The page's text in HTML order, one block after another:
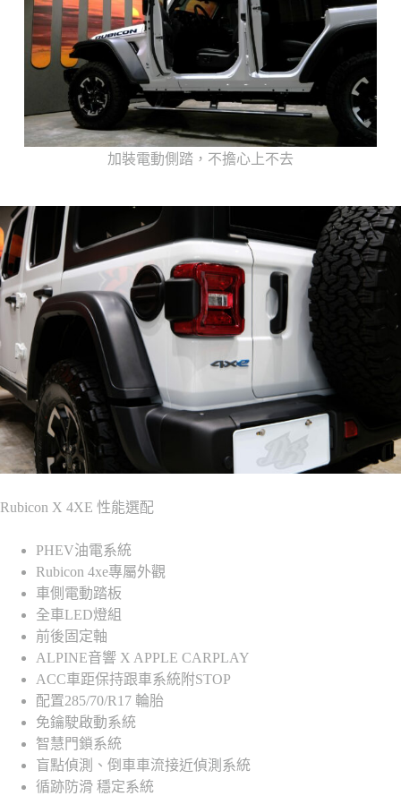
加裝電動側踏，不擔心上不去
Rubicon X 4XE 性能選配
PHEV油電系統
Rubicon 4xe專屬外觀
車側電動踏板
全車LED燈組
前後固定軸
ALPINE音響 X APPLE CARPLAY
ACC車距保持跟車系統附STOP
配置285/70/R17 輪胎
免鑰駛啟動系統
智慧門鎖系統
盲點偵測、倒車車流接近偵測系統
循跡防滑 穩定系統